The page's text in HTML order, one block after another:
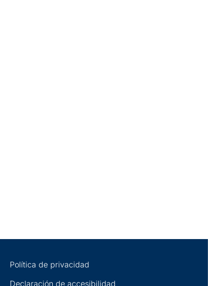
Política de privacidad
Declaración de accesibilidad